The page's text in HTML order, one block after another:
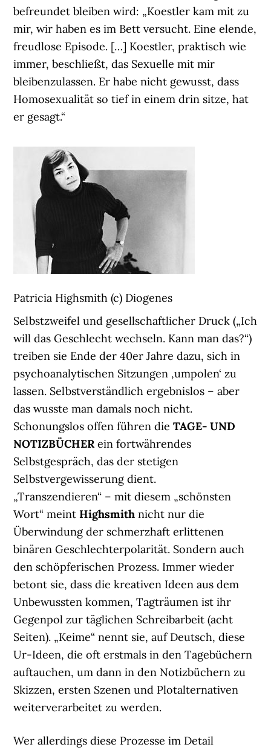
befreundet bleiben wird: „Koestler kam mit zu
mir, wir haben es im Bett versucht. Eine elende,
freudlose Episode. […] Koestler, praktisch wie
immer, beschließt, das Sexuelle mit mir
bleibenzulassen. Er habe nicht gewusst, dass
Homosexualität so tief in einem drin sitze, hat
er gesagt.“
Patricia Highsmith (c) Diogenes
Selbstzweifel und gesellschaftlicher Druck („Ich
will das Geschlecht wechseln. Kann man das?“)
treiben sie Ende der 40er Jahre dazu, sich in
psychoanalytischen Sitzungen ‚umpolen‘ zu
lassen. Selbstverständlich ergebnislos – aber
das wusste man damals noch nicht.
Schonungslos offen führen dieTAGE- UND
NOTIZBÜCHERein fortwährendes
Selbstgespräch, das der stetigen
Selbstvergewisserung dient.
„Transzendieren“ – mit diesem „schönsten
Wort“ meintHighsmith nicht nur die
Überwindung der schmerzhaft erlittenen
binären Geschlechterpolarität. Sondern auch
den schöpferischen Prozess. Immer wieder
betont sie, dass die kreativen Ideen aus dem
Unbewussten kommen, Tagträumen ist ihr
Gegenpol zur täglichen Schreibarbeit (acht
Seiten). „Keime“ nennt sie, auf Deutsch, diese
Ur-Ideen, die oft erstmals in den Tagebüchern
auftauchen, um dann in den Notizbüchern zu
Skizzen, ersten Szenen und Plotalternativen
weiterverarbeitet zu werden.
Wer allerdings diese Prozesse im Detail